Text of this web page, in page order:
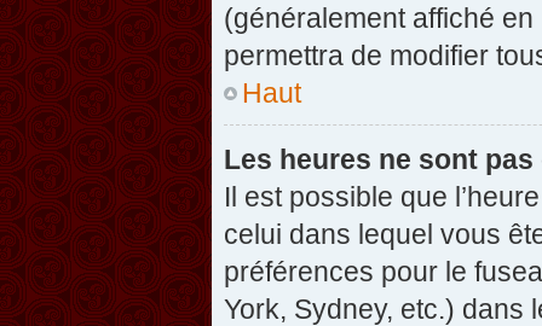
(généralement affiché
permettra de modifier
Haut
Les heures ne sont
Il est possible que
celui dans lequel vous
préférences pour le
York, Sydney, etc.) dans